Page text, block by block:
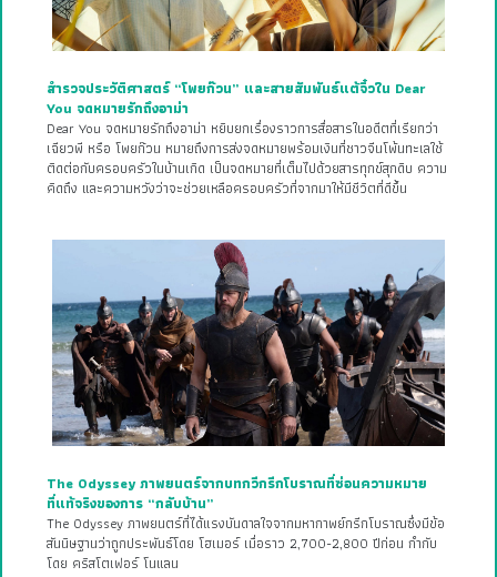
สำรวจประวัติศาสตร์ “โพยก๊วน” และสายสัมพันธ์แต้จิ๋วใน Dear
You จดหมายรักถึงอาม่า
Dear You จดหมายรักถึงอาม่า หยิบยกเรื่องราวการสื่อสารในอดีตที่เรียกว่า
เฉียวพี หรือ โพยก๊วน หมายถึงการส่งจดหมายพร้อมเงินที่ชาวจีนโพ้นทะเลใช้
ติดต่อกับครอบครัวในบ้านเกิด เป็นจดหมายที่เต็มไปด้วยสารทุกข์สุกดิบ ความ
คิดถึง และความหวังว่าจะช่วยเหลือครอบครัวที่จากมาให้มีชีวิตที่ดีขึ้น
The Odyssey ภาพยนตร์จากบทกวีกรีกโบราณที่ซ่อนความหมาย
ที่แท้จริงของการ “กลับบ้าน”
The Odyssey ภาพยนตร์ที่ได้แรงบันดาลใจจากมหากาพย์กรีกโบราณซึ่งมีข้อ
สันนิษฐานว่าถูกประพันธ์โดย โฮเมอร์ เมื่อราว 2,700-2,800 ปีก่อน กำกับ
โดย คริสโตเฟอร์ โนแลน